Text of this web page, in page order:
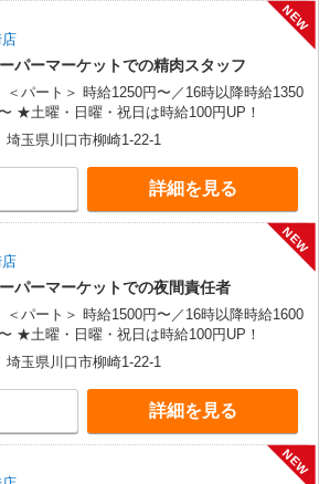
NEW
パーマーケットでの精肉スタッフ
＜パート＞ 時給1250円〜／16時以降時給1350
円〜 ★土曜・日曜・祝日は時給100円UP！
埼玉県川口市柳崎1-22-1
詳細を見る
NEW
パーマーケットでの夜間責任者
＜パート＞ 時給1500円〜／16時以降時給1600
円〜 ★土曜・日曜・祝日は時給100円UP！
埼玉県川口市柳崎1-22-1
詳細を見る
NEW